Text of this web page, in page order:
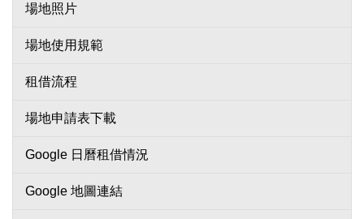
場地照片
場地使用規範
租借流程
場地申請表下載
Google 日曆租借情況
Google 地圖連結